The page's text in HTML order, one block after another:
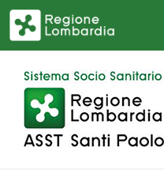
Salta al contenuto principale